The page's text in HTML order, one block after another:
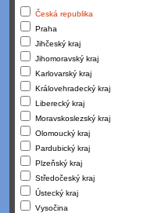
Česká republika
Praha
Jihčeský kraj
Jihomoravský kraj
Karlovarský kraj
Královehradecký kraj
Liberecký kraj
Moravskoslezský kraj
Olomoucký kraj
Pardubický kraj
Plzeňský kraj
Středočeský kraj
Ústecký kraj
Vysočina